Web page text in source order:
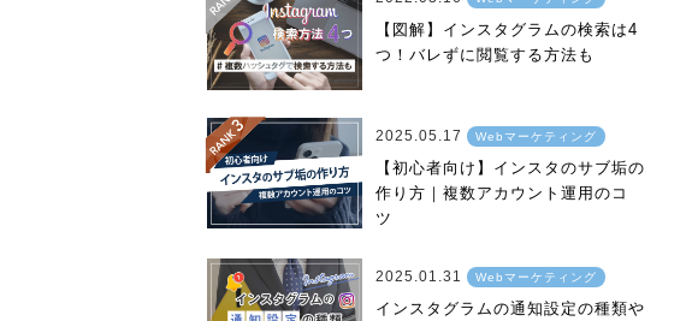
【図解】インスタグラムの検索は4
つ！バレずに閲覧する方法も
2025.05.17 Webマーケティング
【初心者向け】インスタのサブ垢の
作り方｜複数アカウント運用のコ
ツ
2025.01.31 Webマーケティング
インスタグラムの通知設定の種類や